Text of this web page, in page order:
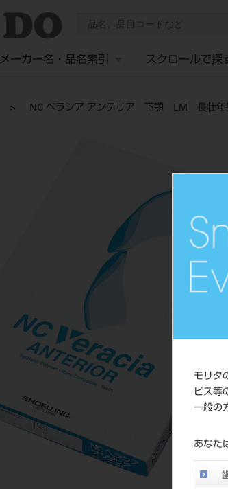
モリタ
ビス等
一般の
あなた
メーカー名・品名索引 スクロールで探
NC ベラシア アンテリア 下顎 LM 長壮年